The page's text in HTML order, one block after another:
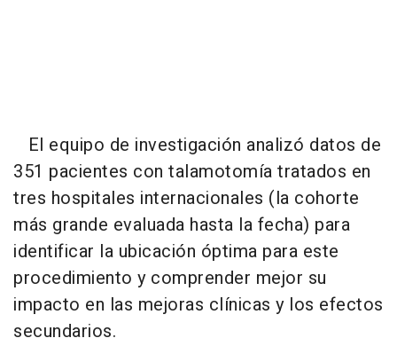
El equipo de investigación analizó datos de
351 pacientes con talamotomía tratados en
tres hospitales internacionales (la cohorte
más grande evaluada hasta la fecha) para
identificar la ubicación óptima para este
procedimiento y comprender mejor su
impacto en las mejoras clínicas y los efectos
secundarios.